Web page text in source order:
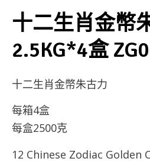
十二生肖金幣
2.5KG*4盒
十二生肖金幣朱古力
每箱4盒
每盒2500克
12 Chinese Zodiac Golden